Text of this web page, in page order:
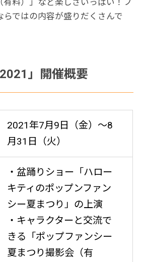
らではの内容が盛りだくさんで
」開催概要
2021年7月9日（金）～8
月31日（火）
・盆踊りショー「ハロー
キティのポップンファン
シー夏まつり」の上演
・キャラクターと交流で
きる「ポップファンシー
夏まつり撮影会（有